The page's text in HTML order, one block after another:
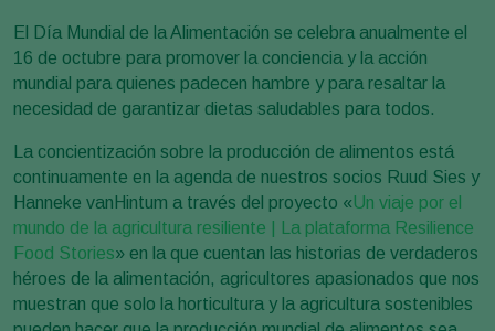
El Día Mundial de la Alimentación se celebra anualmente el
16 de octubre para promover la conciencia y la acción
mundial para quienes padecen hambre y para resaltar la
necesidad de garantizar dietas saludables para todos.
La concientización sobre la producción de alimentos está
continuamente en la agenda de nuestros socios Ruud Sies y
Hanneke vanHintum a través del proyecto «Un viaje por el
mundo de la agricultura resiliente | La plataforma Resilience
Food Stories» en la que cuentan las historias de verdaderos
héroes de la alimentación, agricultores apasionados que nos
muestran que solo la horticultura y la agricultura sostenibles